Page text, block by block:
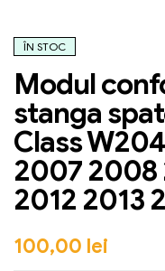
ÎN STOC
Modul
stanga
Class
2007 2008
2012 2013
100,00 lei